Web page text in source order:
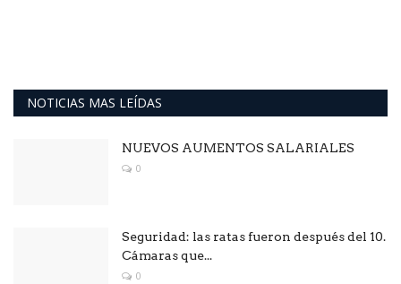
NOTICIAS MAS LEÍDAS
NUEVOS AUMENTOS SALARIALES
0
Seguridad: las ratas fueron después del 10.
Cámaras que...
0